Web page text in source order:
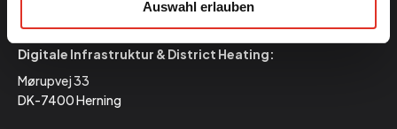
Auswahl erlauben
Digitale Infrastruktur & District Heating:
Mørupvej 33
DK-7400 Herning